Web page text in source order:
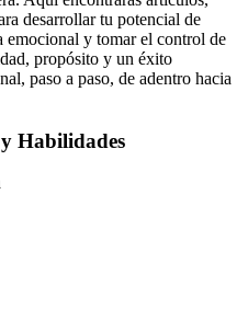
desarrollar tu potencial de
y tomar el control de
propósito y un éxito
paso a paso, de adentro hacia
Habilidades